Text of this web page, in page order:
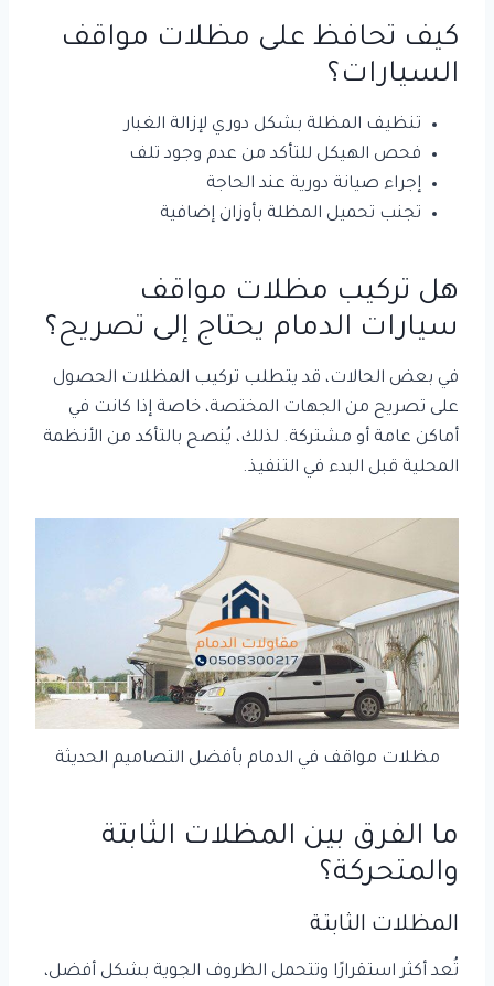
كيف تحافظ على مظلات مواقف
السيارات؟
تنظيف المظلة بشكل دوري لإزالة الغبار
فحص الهيكل للتأكد من عدم وجود تلف
إجراء صيانة دورية عند الحاجة
تجنب تحميل المظلة بأوزان إضافية
هل تركيب مظلات مواقف
سيارات الدمام يحتاج إلى تصريح؟
في بعض الحالات، قد يتطلب تركيب المظلات الحصول
على تصريح من الجهات المختصة، خاصة إذا كانت في
أماكن عامة أو مشتركة. لذلك، يُنصح بالتأكد من الأنظمة
المحلية قبل البدء في التنفيذ.
مظلات مواقف في الدمام بأفضل التصاميم الحديثة
ما الفرق بين المظلات الثابتة
والمتحركة؟
المظلات الثابتة
تُعد أكثر استقرارًا وتتحمل الظروف الجوية بشكل أفضل،